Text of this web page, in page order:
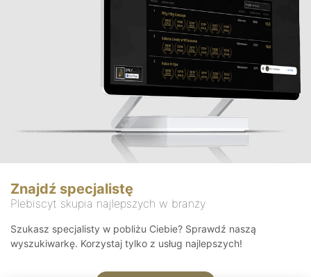
Znajdź specjalistę
Plebiscyt skupia najlepszych w branży
Szukasz specjalisty w pobliżu Ciebie? Sprawdź naszą
wyszukiwarkę. Korzystaj tylko z usług najlepszych!